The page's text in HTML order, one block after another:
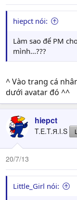
hiepct nói:
Làm sao để PM
mình...???
^ Vào trang cá
dưới avatar đó ^^
hiepct
T.E.T.Я.I.S
20/7/13
Little_Girl nói: